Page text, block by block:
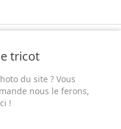
tricot
du site ? Vous
nous le ferons,
!